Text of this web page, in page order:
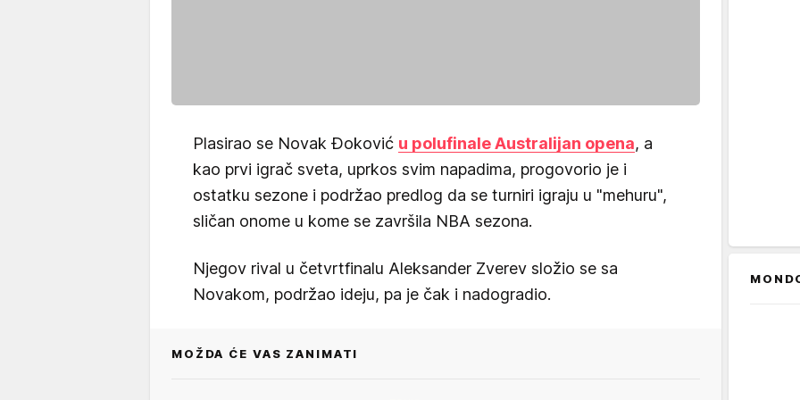
Plasirao se Novak Đoković u polufinale Australijan opena, a
kao prvi igrač sveta, uprkos svim napadima, progovorio je i
ostatku sezone i podržao predlog da se turniri igraju u "mehuru",
sličan onome u kome se završila NBA sezona.
Njegov rival u četvrtfinalu Aleksander Zverev složio se sa
Novakom, podržao ideju, pa je čak i nadogradio.
MOŽDA ĆE VAS ZANIMATI